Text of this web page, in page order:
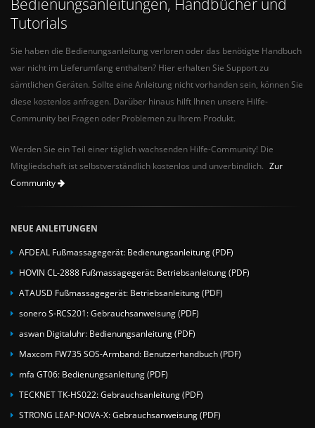
Tutorials
Sie haben die Bedienungsanleitung verloren oder das benötigte Handbuch
war nicht im Lieferumfang enthalten? Hier erhalten Sie Support zu
sämtlichen Geräten. Sollte eine Anleitung nicht vorhanden sein, können Sie
diese kostenlos anfragen. Darüber hinaus hilft Ihnen unsere Hilfe-
Community bei Fragen oder Problemen zu Ihrem Produkt.
Werden Sie ein Teil einer täglich wachsenden Hilfe-Community! Die
Mitgliedschaft ist selbstverständlich kostenlos und unverbindlich. Zur
Community
NEUE ANLEITUNGEN
AFDEAL Fußmassagegerät: Bedienungsanleitung (PDF)
HOVIN CL-2888 Fußmassagegerät: Betriebsanleitung (PDF)
ATAUSD Fußmassagegerät: Betriebsanleitung (PDF)
sonero S-RCS201: Gebrauchsanweisung (PDF)
aswan Digitaluhr: Bedienungsanleitung (PDF)
Maxcom FW735 SOS-Armband: Benutzerhandbuch (PDF)
mfa GT06: Bedienungsanleitung (PDF)
TECKNET TK-HS022: Gebrauchsanleitung (PDF)
STRONG LEAP-NOVA-X: Gebrauchsanweisung (PDF)